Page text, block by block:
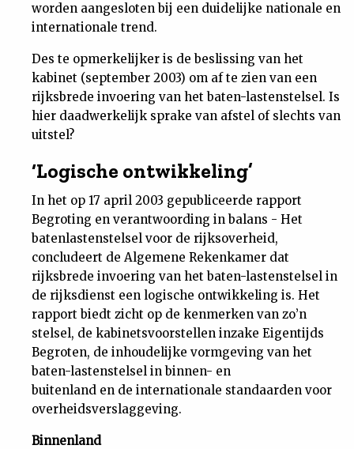
worden aangesloten bij een duidelijke nationale en
internationale trend.
Des te opmerkelijker is de beslissing van het
kabinet (september 2003) om af te zien van een
rijksbrede invoering van het baten-lastenstelsel. Is
hier daadwerkelijk sprake van afstel of slechts van
uitstel?
‘Logische ontwikkeling’
In het op 17 april 2003 gepubliceerde rapport
Begroting en verantwoording in balans - Het
batenlastenstelsel voor de rijksoverheid,
concludeert de Algemene Rekenkamer dat
rijksbrede invoering van het baten-lastenstelsel in
de rijksdienst een logische ontwikkeling is. Het
rapport biedt zicht op de kenmerken van zo’n
stelsel, de kabinetsvoorstellen inzake Eigentijds
Begroten, de inhoudelijke vormgeving van het
baten-lastenstelsel in binnen- en
buitenland en de internationale standaarden voor
overheidsverslaggeving.
Binnenland